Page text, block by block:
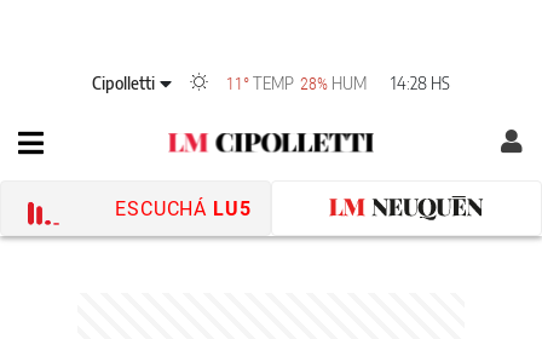
Cipolletti 11°TEMP 28% HUM 14:28 HS
ESCUCHÁ LU5